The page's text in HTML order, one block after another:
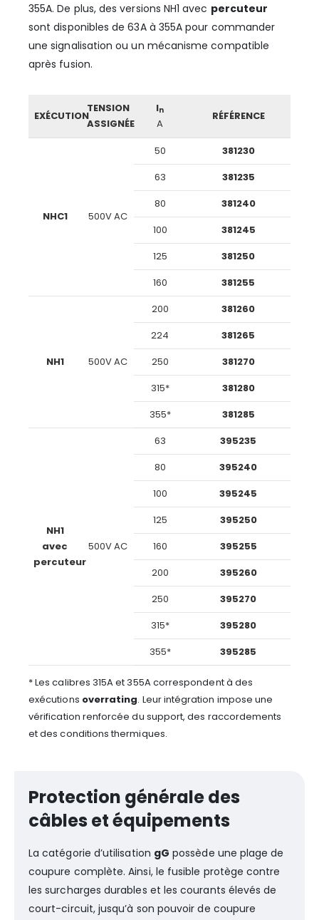
355A. De plus, des versions NH1 avec percuteur
sont disponibles de 63A à 355A pour commander
une signalisation ou un mécanisme compatible
après fusion.
EXÉCUTION
TENSION
ASSIGNÉE
In
A
RÉFÉRENCE
NHC1 500V AC
50
381230
63
381235
80
381240
100
381245
125
381250
160
381255
NH1 500V AC
200
381260
224
381265
250
381270
315*
381280
355*
381285
NH1
avec
percuteur
500V AC
63
395235
80
395240
100
395245
125
395250
160
395255
200
395260
250
395270
315*
395280
355*
395285
* Les calibres 315A et 355A correspondent à des
exécutions overrating. Leur intégration impose une
vérification renforcée du support, des raccordements
et des conditions thermiques.
Protection générale des
câbles et équipements
La catégorie d’utilisation gG possède une plage de
coupure complète. Ainsi, le fusible protège contre
les surcharges durables et les courants élevés de
court-circuit, jusqu’à son pouvoir de coupure